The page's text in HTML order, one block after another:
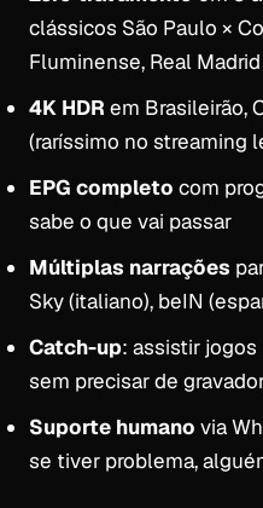
clássicos São Paulo ×
Fluminense, Real
4K HDR em Brasileirão,
(raríssimo no streaming
EPG completo com
sabe o que vai passar
Múltiplas narrações
Sky (italiano), beIN
Catch-up: assistir jogos
sem precisar de
Suporte humano via
se tiver problema,